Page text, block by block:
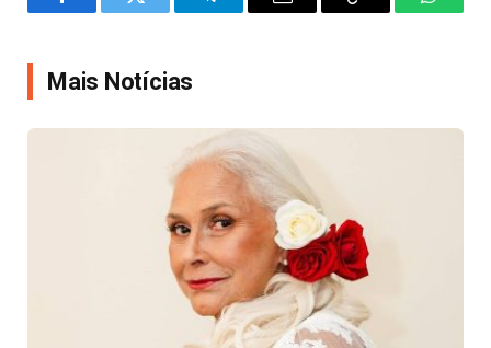
FacebookTwitter TelegramEmail
Copy
Mais Notícias